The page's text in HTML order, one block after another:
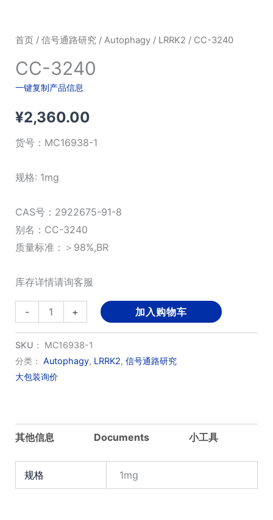
首页/ 信号通路研究/ Autophagy/ LRRK2 / CC-3240
CC-3240
一键复制产品信息
¥2,360.00
货号： MC16938-1
规格: 1mg
CAS号：2922675-91-8
别名：CC-3240
质量标准：＞98%,BR
库存详情请询客服
-
CC-
3240
数
量
+ 加入购物车
SKU： MC16938-1
分类： Autophagy, LRRK2, 信号通路研究
大包装询价
其他信息 Documents 小工具
规格 1mg